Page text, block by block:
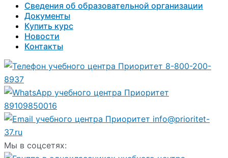
Сведения об образовательной организации
Документы
Купить курс
Новости
Контакты
8-800-200-
8937
89109850016
info@prioritet-
37.ru
Мы в соцсетях: